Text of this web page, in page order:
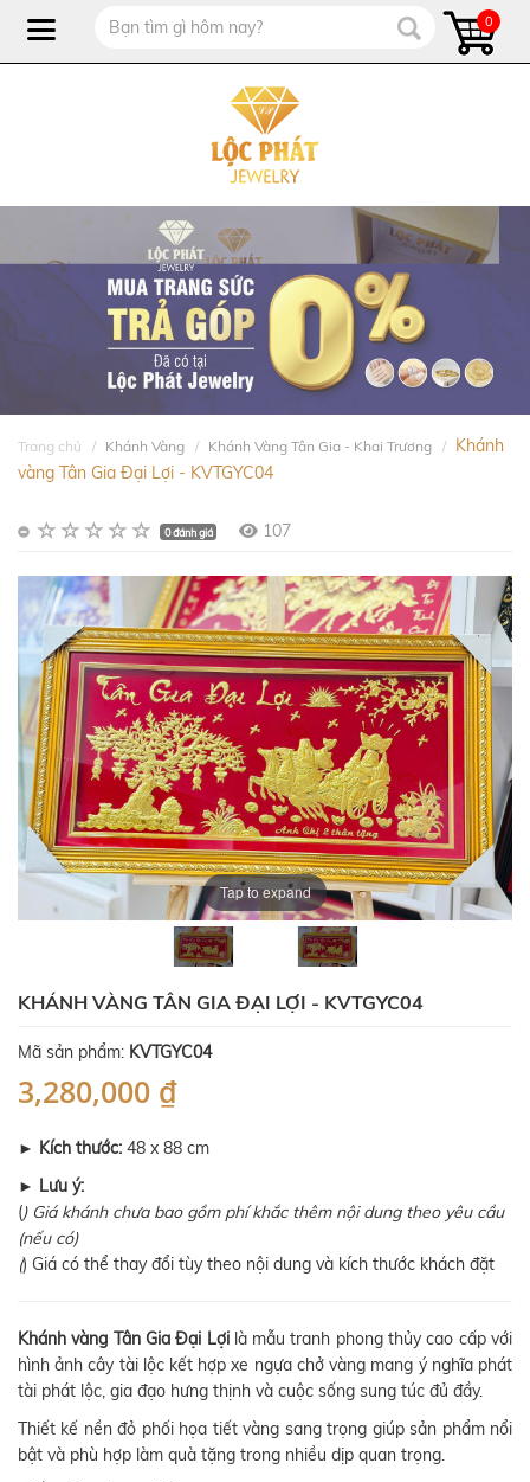
0
Trang chủ Khánh Vàng Khánh Vàng Tân Gia - Khai Trương
Khánh
vàng Tân Gia Đại Lợi - KVTGYC04
0 đánh giá 107
Tap to expand
KHÁNH VÀNG TÂN GIA ĐẠI LỢI - KVTGYC04
Mã sản phẩm: KVTGYC04
3,280,000 ₫
► Kích thước: 48 x 88 cm
► Lưu ý:
() Giá khánh chưa bao gồm phí khắc thêm nội dung theo yêu cầu
(nếu có)
() Giá có thể thay đổi tùy theo nội dung và kích thước khách đặt
Khánh vàng Tân Gia Đại Lợilà mẫu tranh phong thủy cao cấp với
hình ảnh cây tài lộc kết hợp xe ngựa chở vàng mang ý nghĩa phát
tài phát lộc, gia đạo hưng thịnh và cuộc sống sung túc đủ đầy.
Thiết kế nền đỏ phối họa tiết vàng sang trọng giúp sản phẩm nổi
bật và phù hợp làm quà tặng trong nhiều dịp quan trọng.